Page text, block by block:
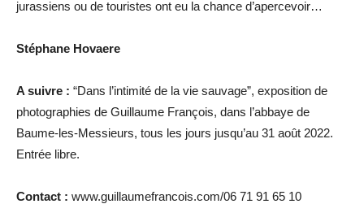
jurassiens ou de touristes ont eu la chance d’apercevoir…
Stéphane Hovaere
A suivre : “Dans l’intimité de la vie sauvage”, exposition de
photographies de Guillaume François, dans l’abbaye de
Baume-les-Messieurs, tous les jours jusqu’au 31 août 2022.
Entrée libre.
Contact : www.guillaumefrancois.com/06 71 91 65 10